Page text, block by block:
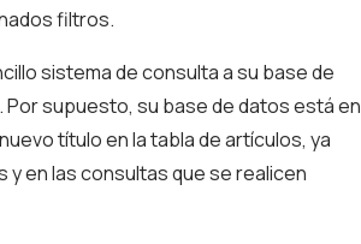
filtros.
sistema de consulta a su base de
supuesto, su base de datos está en
título en la tabla de artículos, ya
en las consultas que se realicen